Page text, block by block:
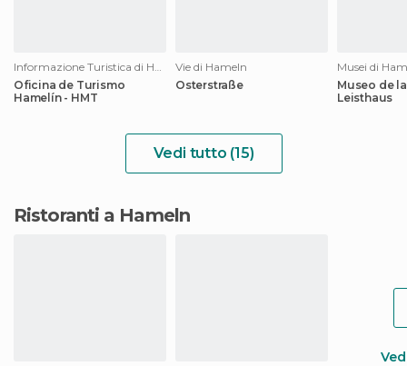
Informazione Turistica di Hameln
Oficina de Turismo
Hamelín - HMT
Vie di Hameln
Osterstraße
Musei di
Museo de
Leisthaus
Vedi tutto (15)
Ristoranti a Hameln